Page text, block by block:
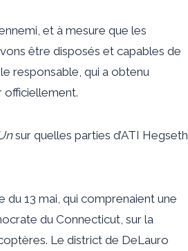
et à mesure que les
être disposés et capables de
responsable, qui a obtenu
officiellement.
sur quelles parties d’ATI Hegseth
13 mai, qui comprenaient une
du Connecticut, sur la
Le district de DeLauro